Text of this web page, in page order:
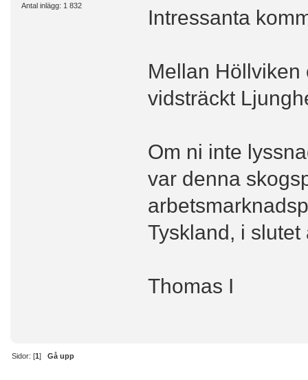
Antal inlägg: 1 832
Intressanta
Mellan Höllviken
vidsträckt
Om ni inte
var denna
Tyskland, i
Thomas I
Sidor: [1]Gå upp